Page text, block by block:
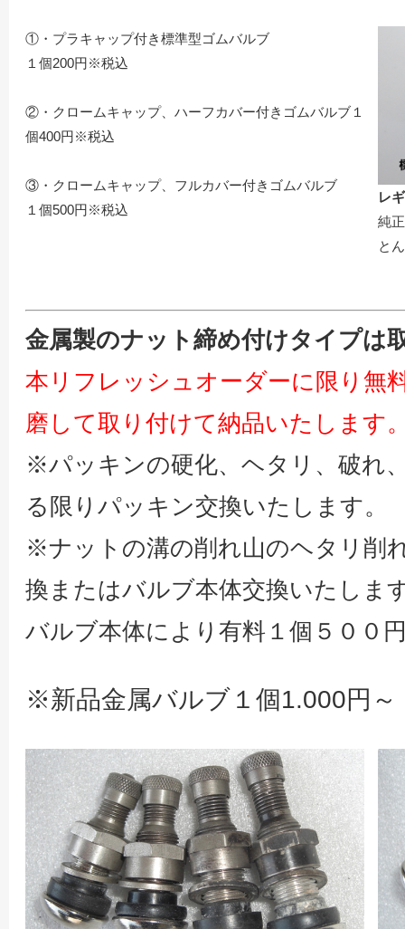
①・プラキャップ付き標準型ゴムバルブ
１個200円※税込
②・クロームキャップ、ハーフカバー付きゴムバルブ１
個400円※税込
③・クロームキャップ、フルカバー付きゴムバルブ
１個500円※税込
レ
純
と
金属製のナット締め付けタイプは
本リフレッシュオーダーに限り無
磨して取り付けて納品いたします
※パッキンの硬化、ヘタリ、破れ
る限りパッキン交換いたします。
※ナットの溝の削れ山のヘタリ削
換またはバルブ本体交換いたしま
バルブ本体により有料１個５００
※新品金属バルブ１個1.000円～